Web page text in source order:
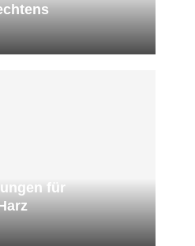
für